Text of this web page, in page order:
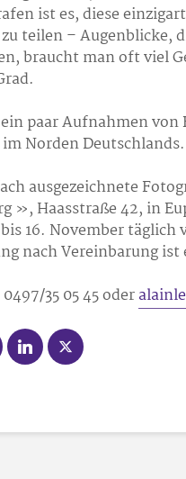
ist es, diese
teilen – Augenblicke,
braucht man oft viel
paar Aufnahmen
Norden Deutschlands.
ausgezeichnete
», Haasstraße 42, in
16. November täglich
nach Vereinbarung
35 05 45 oder